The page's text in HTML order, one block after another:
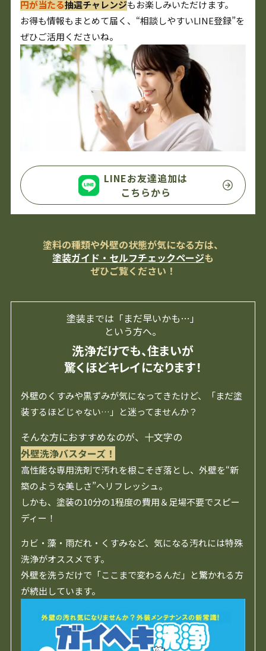
円が当たる抽選チャレンジもお楽しみいただけます。
お得も情報もまとめて届く、“相談しやすいLINE登録”を
ぜひご活用くださいね。
LINEお友達追加は
こちらから
塗料の種類や外壁の状態が気になる方は、
塗装ガイド・セルフチェックページも
ぜひご覧ください！
塗装までは「まだ早いかも…」
という方へ。
洗浄だけでも、住まいが
驚くほどキレイになります！
外壁のくすみや黒ずみが気になってきたけど、「まだ塗
装するほどじゃない…」と迷ってませんか？
そんな方におすすめなのが、十文字の
外壁洗浄バスターズ！
高性能な専用洗剤で汚れを根こそぎ落とし、外壁を“新
築のような美しさ”へリフレッシュ。
しかも、塗装の10分の1程度の費用＆足場不要でスピー
ディー！
カビ・藻・雨だれ・くすみなど、気になる汚れには特殊
洗浄がオススメです。
外壁を洗うだけで「ここまで変わるんだ」と驚かれる方
が続出しています。